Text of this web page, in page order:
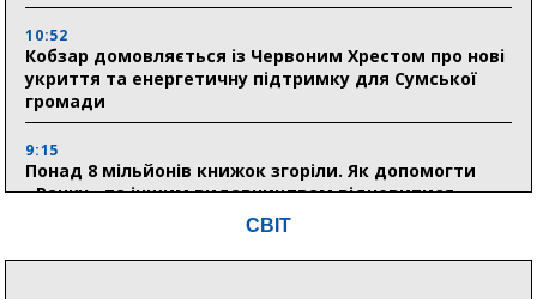
10:52
Кобзар домовляється із Червоним Хрестом про нові
укриття та енергетичну підтримку для Сумської
громади
9:15
Понад 8 мільйонів книжок згоріли. Як допомогти
«Ранку» та іншим видавництвам відновитися
04 серпня
СВІТ